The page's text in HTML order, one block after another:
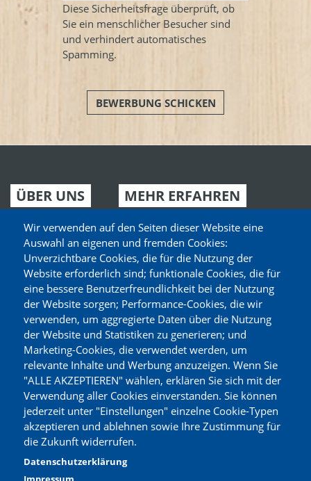
Wir verwenden auf den Seiten dieser Website eine
Auswahl an eigenen und fremden Cookies:
Unverzichtbare Cookies, die für die Nutzung der
Website erforderlich sind; funktionale Cookies, die für
eine bessere Benutzerfreundlichkeit bei der Nutzung
der Website sorgen; Performance-Cookies, die wir
verwenden, um aggregierte Daten über die Nutzung
der Website und Statistiken zu generieren; und
Marketing-Cookies, die verwendet werden, um
relevante Inhalte und Werbung anzuzeigen. Wenn Sie
"ALLE AKZEPTIEREN" wählen, erklären Sie sich mit der
Verwendung aller Cookies einverstanden. Sie können
jederzeit unter "Einstellungen" einzelne Cookie-Typen
akzeptieren und ablehnen sowie Ihre Zustimmung für
die Zukunft widerrufen.
Datenschutzerklärung
Diese Sicherheitsfrage überprüft, ob
Sie ein menschlicher Besucher sind
und verhindert automatisches
Spamming.
BEWERBUNG SCHICKEN
ÜBER UNS
Neuigkeiten
Aktuelle Angebote
Märkte finden
Unser Service
Expansion
MEHR ERFAHREN
Partyplaner
Gutscheine
Sortiment
Zertifikate
Deine Meinung
KARRIERE
Jobs
Jetzt bewerben